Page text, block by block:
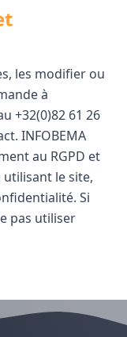
les modifier ou
à
+32(0)82 61 26
INFOBEMA
au RGPD et
le site,
Si
pas utiliser